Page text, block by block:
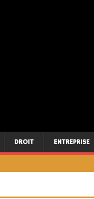
DROIT ENTREPRISE